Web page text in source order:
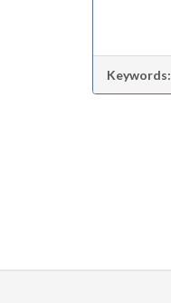
Keywords: